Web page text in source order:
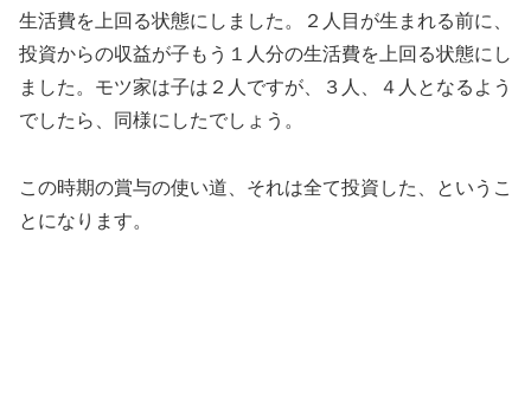
生活費を上回る状態にしました。２人目が生まれる前に、
投資からの収益が子もう１人分の生活費を上回る状態にし
ました。モツ家は子は２人ですが、３人、４人となるよう
でしたら、同様にしたでしょう。
この時期の賞与の使い道、それは全て投資した、というこ
とになります。